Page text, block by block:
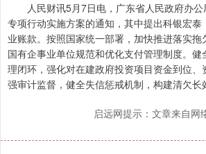
人民财讯5月7日电，广东省人民政府办公
专项行动实施方案的通知，其中提出科银宏泰
业账款。按照国家统一部署，加快推进落实
国有企事业单位规范和优化支付管理制度。
理闭环，强化对在建政府投资项目资金到位、
强审计监督，健全失信惩戒机制，构建清欠长
启远网提示：文章来自网